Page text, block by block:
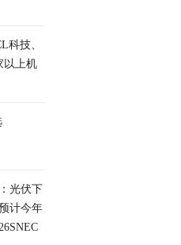
科技、
以上机
光伏下
计今年